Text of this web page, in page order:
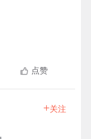
点赞
+关注